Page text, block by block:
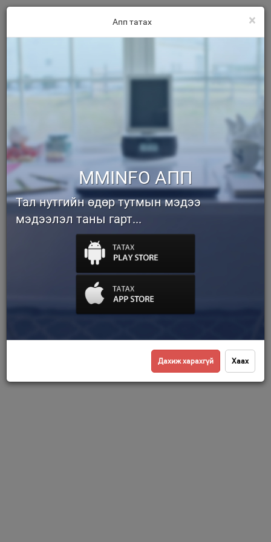
×
Апп татах
MMINFO АПП
Тал нутгийн өдөр тутмын мэдээ
мэдээлэл таны гарт...
Дахиж харахгүй Хаах